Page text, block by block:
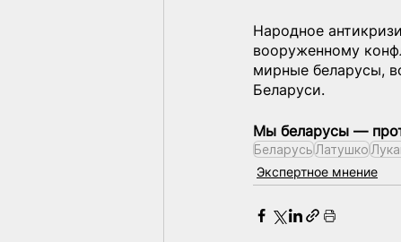
Народное
вооруженному
мирные беларусы,
Беларуси.
Мы беларусы —
БеларусьЛатушко
Экспертное мнение